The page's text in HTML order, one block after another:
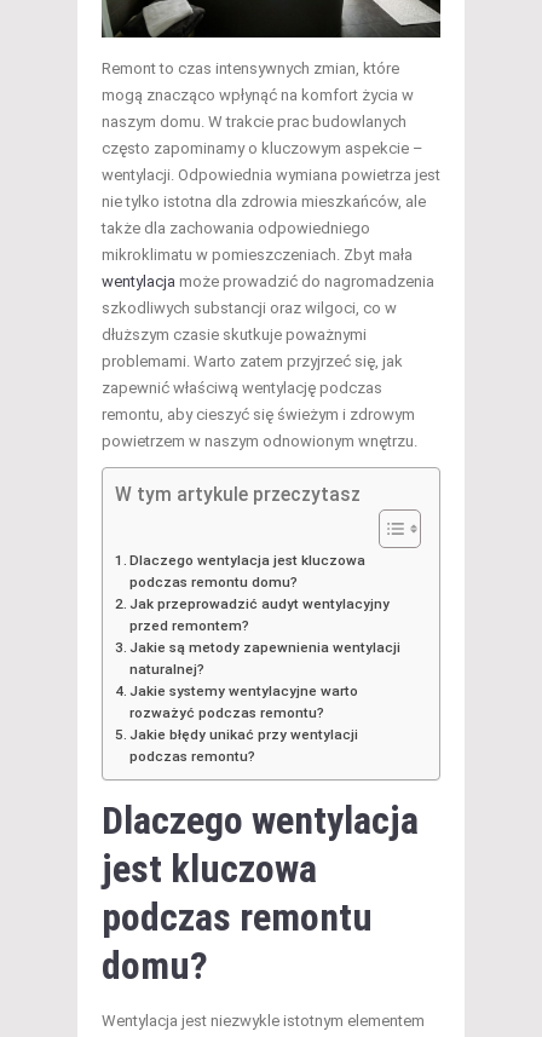
Remont to czas intensywnych zmian, które
mogą znacząco wpłynąć na komfort życia w
naszym domu. W trakcie prac budowlanych
często zapominamy o kluczowym aspekcie –
wentylacji. Odpowiednia wymiana powietrza jest
nie tylko istotna dla zdrowia mieszkańców, ale
także dla zachowania odpowiedniego
mikroklimatu w pomieszczeniach. Zbyt mała
wentylacja może prowadzić do nagromadzenia
szkodliwych substancji oraz wilgoci, co w
dłuższym czasie skutkuje poważnymi
problemami. Warto zatem przyjrzeć się, jak
zapewnić właściwą wentylację podczas
remontu, aby cieszyć się świeżym i zdrowym
powietrzem w naszym odnowionym wnętrzu.
W tym artykule przeczytasz
Dlaczego wentylacja jest kluczowa
podczas remontu domu?
Jak przeprowadzić audyt wentylacyjny
przed remontem?
Jakie są metody zapewnienia wentylacji
naturalnej?
Jakie systemy wentylacyjne warto
rozważyć podczas remontu?
Jakie błędy unikać przy wentylacji
podczas remontu?
Dlaczego wentylacja
jest kluczowa
podczas remontu
domu?
Wentylacja jest niezwykle istotnym elementem